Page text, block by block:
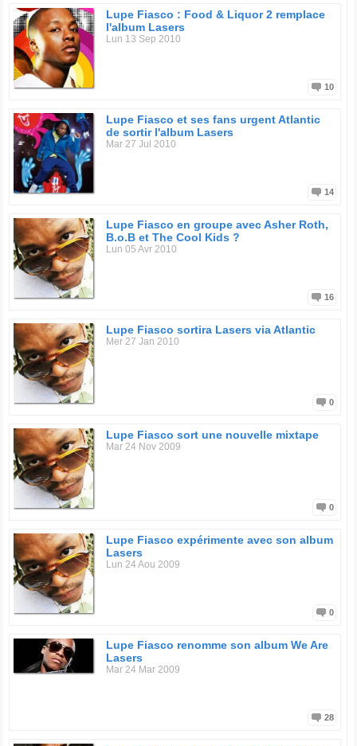
Lupe Fiasco : Food & Liquor 2 remplace
l'album Lasers
Lun 13 Sep 2010
10
Lupe Fiasco et ses fans urgent Atlantic
de sortir l'album Lasers
Mar 27 Jul 2010
14
Lupe Fiasco en groupe avec Asher Roth,
B.o.B et The Cool Kids ?
Lun 05 Avr 2010
16
Lupe Fiasco sortira Lasers via Atlantic
Mer 27 Jan 2010
0
Lupe Fiasco sort une nouvelle mixtape
Mar 24 Nov 2009
0
Lupe Fiasco expérimente avec son album
Lasers
Lun 24 Aou 2009
0
Lupe Fiasco renomme son album We Are
Lasers
Mar 24 Mar 2009
28